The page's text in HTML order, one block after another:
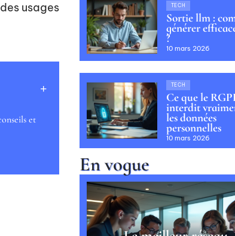
usages
et
TECH
Sortie llm :
générer
?
10 mars 2026
TECH
Ce que le
interdit
les données
personnelles
10 mars 2026
En vogue